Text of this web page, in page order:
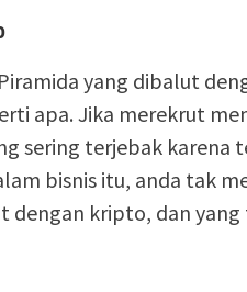
yang dibalut
apa. Jika merekrut
sering terjebak
bisnis itu, anda tak
dengan kripto, dan